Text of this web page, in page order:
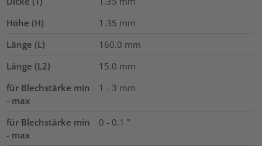
Höhe (H)
1.35 mm
Länge (L)
160.0 mm
Länge (L2)
15.0 mm
für Blechstärke min
- max
1 - 3 mm
für Blechstärke min
- max
0 - 0.1 "